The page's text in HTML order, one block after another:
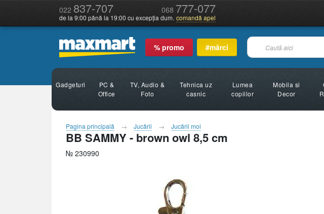
022 837-707 068 777-077
de la 9:00 până la 19:00 cu excepția dum. comandă apel
% promo #mărci
Gadgeturi
PC &
Office
TV, Audio &
Foto
Tehnica uz
casnic
Lumea
copiilor
Mobila si
Decor
Pagina principală Jucării Jucării moi
BB SAMMY - brown owl 8,5 cm
№ 230990